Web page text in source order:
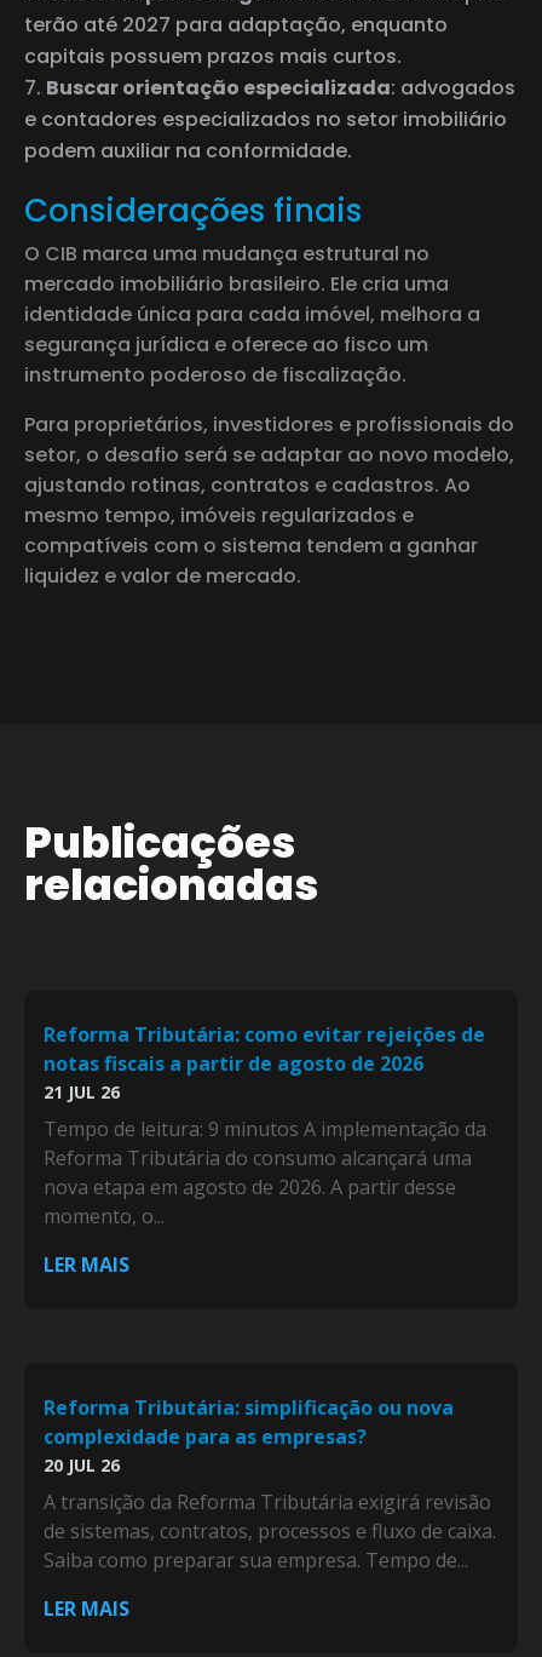
terão até 2027 para adaptação, enquanto
capitais possuem prazos mais curtos.
Buscar orientação especializada: advogados
e contadores especializados no setor imobiliário
podem auxiliar na conformidade.
Considerações finais
O CIB marca uma mudança estrutural no
mercado imobiliário brasileiro. Ele cria uma
identidade única para cada imóvel, melhora a
segurança jurídica e oferece ao fisco um
instrumento poderoso de fiscalização.
Para proprietários, investidores e profissionais do
setor, o desafio será se adaptar ao novo modelo,
ajustando rotinas, contratos e cadastros. Ao
mesmo tempo, imóveis regularizados e
compatíveis com o sistema tendem a ganhar
liquidez e valor de mercado.
Publicações
relacionadas
Reforma Tributária: como evitar rejeições de
notas fiscais a partir de agosto de 2026
21 JUL 26
Tempo de leitura: 9 minutos A implementação da
Reforma Tributária do consumo alcançará uma
nova etapa em agosto de 2026. A partir desse
momento, o...
LER MAIS
Reforma Tributária: simplificação ou nova
complexidade para as empresas?
20 JUL 26
A transição da Reforma Tributária exigirá revisão
de sistemas, contratos, processos e fluxo de caixa.
Saiba como preparar sua empresa. Tempo de...
LER MAIS